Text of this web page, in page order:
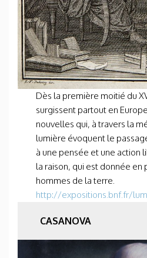
Dès la première moitié du
surgissent partout en
nouvelles qui, à travers la
lumière évoquent le
à une pensée et une action
la raison, qui est donnée en
hommes de la terre.
http://expositions.bnf.fr/
CASANOVA